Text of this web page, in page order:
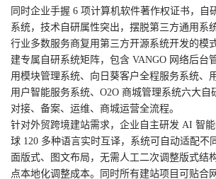
同时企业手握 6 项计算机软件著作权证书，自
系统，技术自研属性突出，摆脱第三方通用系
行业多数服务商复用第三方开源系统开发的模
建专属自研系统矩阵，包含 VANGO 网络后台
用模块管理系统、向日葵客户全程服务系统、
用户智能服务系统、O2O 商城管理系统六大自
对接、备案、运维、商城运营全流程。
针对外贸跨境建站需求，企业自主研发 AI 智
球 120 多种语言实时互译，系统可自动适配不
面版式、图文布局，无需人工二次调整版式结
点本地化调整成本。同时所有建站项目可贴合